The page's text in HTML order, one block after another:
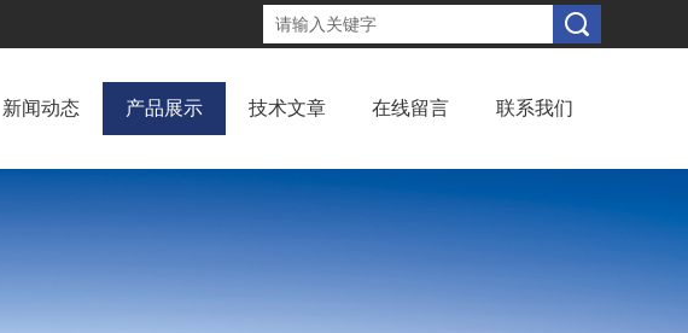
新闻动态 产品展示 技术文章 在线留言 联系我们